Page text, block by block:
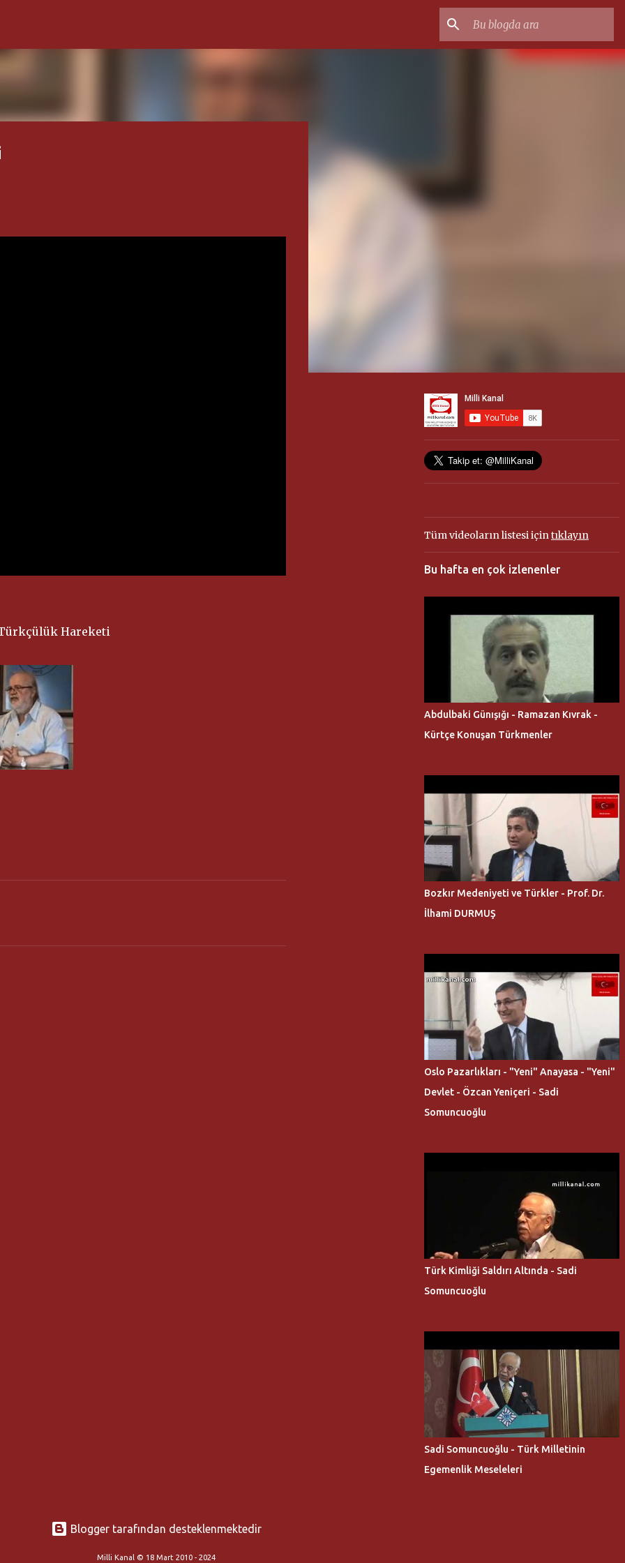
Hareketi
Tüm videoların listesi içintıklayın
Bu hafta en çok izlenenler
Abdulbaki Günışığı - Ramazan Kıvrak -
Kürtçe Konuşan Türkmenler
Bozkır Medeniyeti ve Türkler - Prof. Dr.
İlhami DURMUŞ
Oslo Pazarlıkları - "Yeni" Anayasa - "Yeni"
Devlet - Özcan Yeniçeri - Sadi
Somuncuoğlu
Türk Kimliği Saldırı Altında - Sadi
Somuncuoğlu
Sadi Somuncuoğlu - Türk Milletinin
Egemenlik Meseleleri
Blogger tarafından desteklenmektedir
Milli Kanal © 18 Mart 2010 - 2024